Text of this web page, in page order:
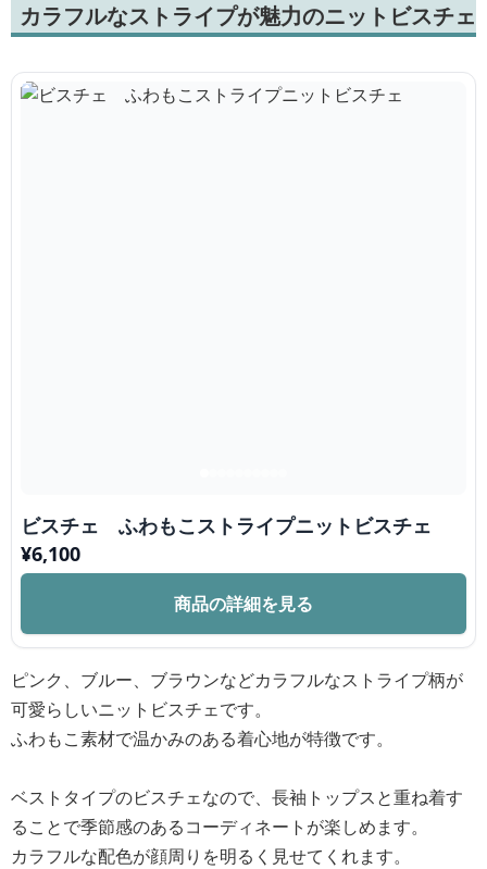
カラフルなストライプが魅力のニットビスチェ
ビスチェ ふわもこストライプニットビスチェ
¥6,100
商品の詳細を見る
ピンク、ブルー、ブラウンなどカラフルなストライプ柄が
可愛らしいニットビスチェです。
ふわもこ素材で温かみのある着心地が特徴です。
ベストタイプのビスチェなので、長袖トップスと重ね着す
ることで季節感のあるコーディネートが楽しめます。
カラフルな配色が顔周りを明るく見せてくれます。